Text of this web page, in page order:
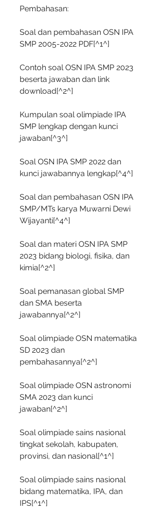
Pembahasan:
Soal dan pembahasan OSN IPA
SMP 2005-2022 PDF[^1^]
Contoh soal OSN IPA SMP 2023
beserta jawaban dan link
download[^2^]
Kumpulan soal olimpiade IPA
SMP lengkap dengan kunci
jawaban[^3^]
Soal OSN IPA SMP 2022 dan
kunci jawabannya lengkap[^4^]
Soal dan pembahasan OSN IPA
SMP/MTs karya Muwarni Dewi
Wijayanti[^4^]
Soal dan materi OSN IPA SMP
2023 bidang biologi, fisika, dan
kimia[^2^]
Soal pemanasan global SMP
dan SMA beserta
jawabannya[^2^]
Soal olimpiade OSN matematika
SD 2023 dan
pembahasannya[^2^]
Soal olimpiade OSN astronomi
SMA 2023 dan kunci
jawaban[^2^]
Soal olimpiade sains nasional
tingkat sekolah, kabupaten,
provinsi, dan nasional[^1^]
Soal olimpiade sains nasional
bidang matematika, IPA, dan
IPS[^1^]